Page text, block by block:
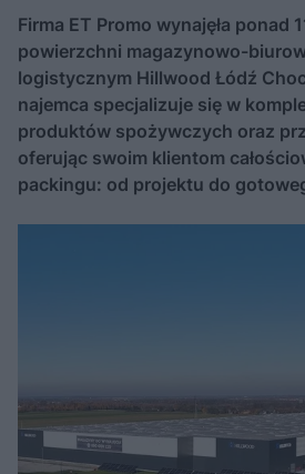
Firma ET Promo wynajęła ponad
powierzchni magazynowo-
logistycznym Hillwood Łódź
najemca specjalizuje się w
produktów spożywczych oraz
oferując swoim klientom
packingu: od projektu do